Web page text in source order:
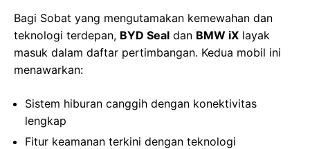
Bagi Sobat yang mengutamakan kemewahan dan
teknologi terdepan, BYD Seal dan BMW iX layak
masuk dalam daftar pertimbangan. Kedua mobil ini
menawarkan:
Sistem hiburan canggih dengan konektivitas
lengkap
Fitur keamanan terkini dengan teknologi